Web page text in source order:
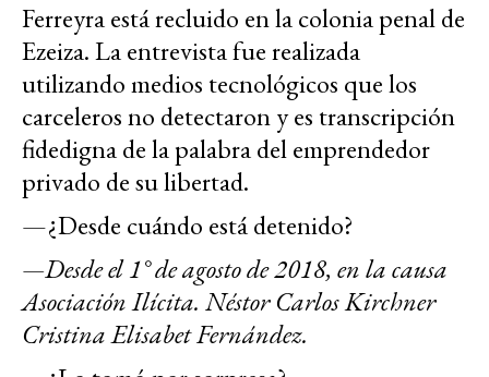
Ferreyra está recluido en la colonia penal de
Ezeiza. La entrevista fue realizada
utilizando medios tecnológicos que los
carceleros no detectaron y es transcripción
fidedigna de la palabra del emprendedor
privado de su libertad.
—¿Desde cuándo está detenido?
—Desde el 1° de agosto de 2018, en la causa
Asociación Ilícita. Néstor Carlos Kirchner
Cristina Elisabet Fernández.